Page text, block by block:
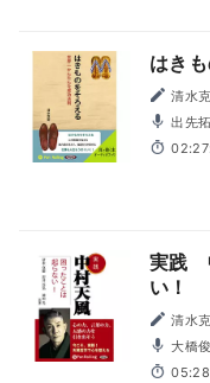
はき
清水
出先
実践
い！
清水
大橋